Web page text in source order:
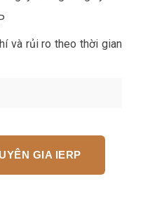
và rủi ro theo thời gian
GIA IERP